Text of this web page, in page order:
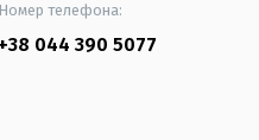
Номер телефона:
+38 044 390 5077